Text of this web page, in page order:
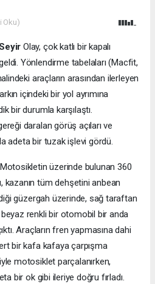
Oku)
Olay, çok katlı bir kapalı
Yönlendirme tabelaları (Macfit,
araçların arasından ilerleyen
içindeki bir yol ayrımına
bir durumla karşılaştı.
daralan görüş açıları ve
adeta bir tuzak işlevi gördü.
üzerinde bulunan 360
kazanın tüm dehşetini anbean
güzergah üzerinde, sağ taraftan
renkli bir otomobil bir anda
Araçların fren yapmasına dahi
bir kafa kafaya çarpışma
motosiklet parçalanırken,
bir ok gibi ileriye doğru fırladı.